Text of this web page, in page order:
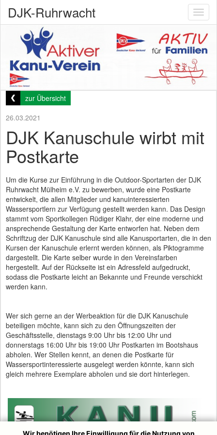
DJK-Ruhrwacht
zur Übersicht
26.03.2021
DJK Kanuschule wirbt mit
Postkarte
Um die Kurse zur Einführung in die Outdoor-Sportarten der DJK
Ruhrwacht Mülheim e.V. zu bewerben, wurde eine Postkarte
entwickelt, die allen Mitglieder und kanuinteressierten
Wassersportlern zur Verfügung gestellt werden kann. Das Design
stammt vom Sportkollegen Rüdiger Klahr, der eine moderne und
ansprechende Gestaltung der Karte entworfen hat. Neben dem
Schriftzug der DJK Kanuschule sind alle Kanusportarten, die in den
Kursen der Kanuschule erlernt werden können, als Piktogramme
dargestellt. Die Karte selber wurde in den Vereinsfarben
hergestellt. Auf der Rückseite ist ein Adressfeld aufgedruckt,
sodass die Postkarte leicht an Bekannte und Freunde verschickt
werden kann.
Wer sich gerne an der Werbeaktion für die DJK Kanuschule
beteiligen möchte, kann sich zu den Öffnungszeiten der
Geschäftsstelle, dienstags 9:00 Uhr bis 12:00 Uhr und
donnerstags 16:00 Uhr bis 19:00 Uhr Postkarten im Bootshaus
abholen. Wer Stellen kennt, an denen die Postkarte für
Wassersportinteressierte ausgelegt werden könnte, kann sich
gleich mehrere Exemplare abholen und sie dort hinterlegen.
Wir benötigen Ihre Einwilligung für die Nutzung von